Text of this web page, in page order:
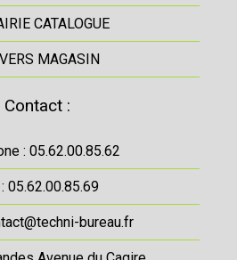
CATALOGUE
MAGASIN
Contact :
: 05.62.00.85.62
05.62.00.85.69
bureau.fr